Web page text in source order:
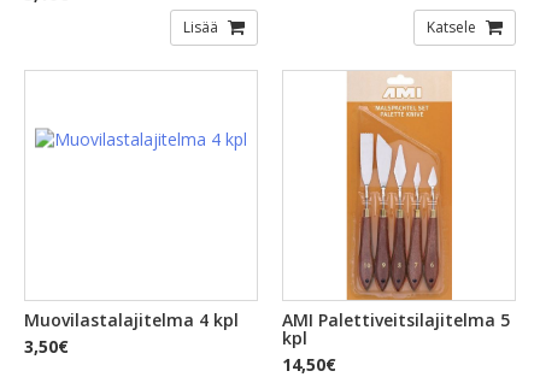
Lisää Katsele
Muovilastalajitelma 4 kpl
3,50€
AMI Palettiveitsilajitelma 5
kpl
14,50€